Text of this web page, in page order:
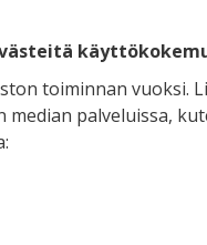
Oy
toiminnan vuoksi.
palveluissa,